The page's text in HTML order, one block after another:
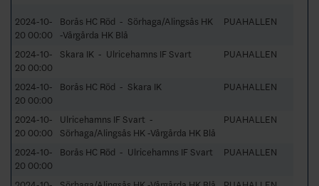
2024-10-
20 00:00
Borås HC Röd - Sörhaga/Alingsås HK
-Vårgårda HK Blå
PUAHALLEN
2024-10-
20 00:00
Skara IK - Ulricehamns IF Svart PUAHALLEN
2024-10-
20 00:00
Borås HC Röd - Skara IK PUAHALLEN
2024-10-
20 00:00
Ulricehamns IF Svart -
Sörhaga/Alingsås HK -Vårgårda HK Blå
PUAHALLEN
2024-10-
20 00:00
Borås HC Röd - Ulricehamns IF Svart PUAHALLEN